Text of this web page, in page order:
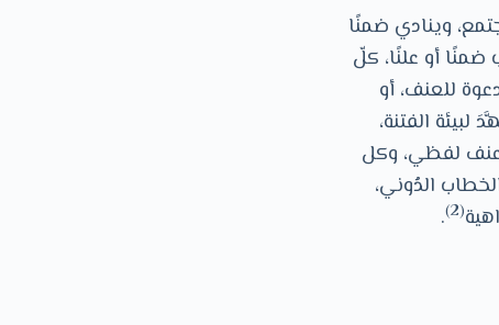
وينادي ضمنًا
أو علنًا، كلّ
للعنف، أو
الفتنة،
عنف لفظي، وكل
الدُوني،
(2)
.